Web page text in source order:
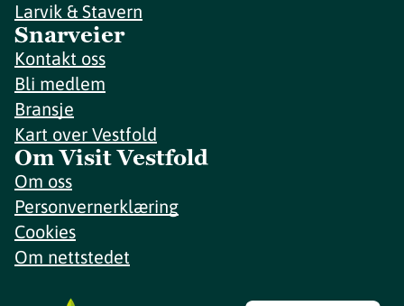
Larvik & Stavern
Snarveier
Kontakt oss
Bli medlem
Bransje
Kart over Vestfold
Om Visit Vestfold
Om oss
Personvernerklæring
Cookies
Om nettstedet